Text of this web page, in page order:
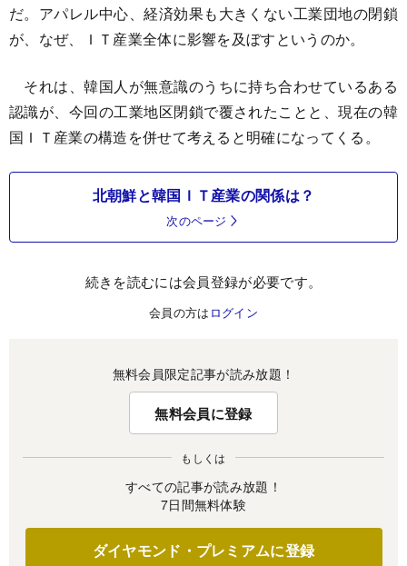
だ。アパレル中心、経済効果も大きくない工業団地の閉鎖
が、なぜ、ＩＴ産業全体に影響を及ぼすというのか。
それは、韓国人が無意識のうちに持ち合わせているある
認識が、今回の工業地区閉鎖で覆されたことと、現在の韓
国ＩＴ産業の構造を併せて考えると明確になってくる。
北朝鮮と韓国ＩＴ産業の関係は？
次のページ
続きを読むには会員登録が必要です。
会員の方は ログイン
無料会員限定記事が読み放題！
無料会員に登録
もしくは
すべての記事が読み放題！
7日間無料体験
ダイヤモンド・プレミアムに登録